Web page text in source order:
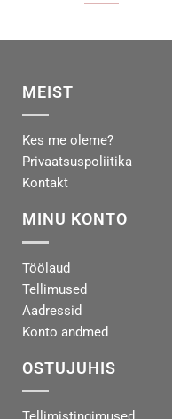
MEIST
Kes me oleme?
Privaatsuspoliitika
Kontakt
MINU KONTO
Töölaud
Tellimused
Aadressid
Konto andmed
OSTUJUHIS